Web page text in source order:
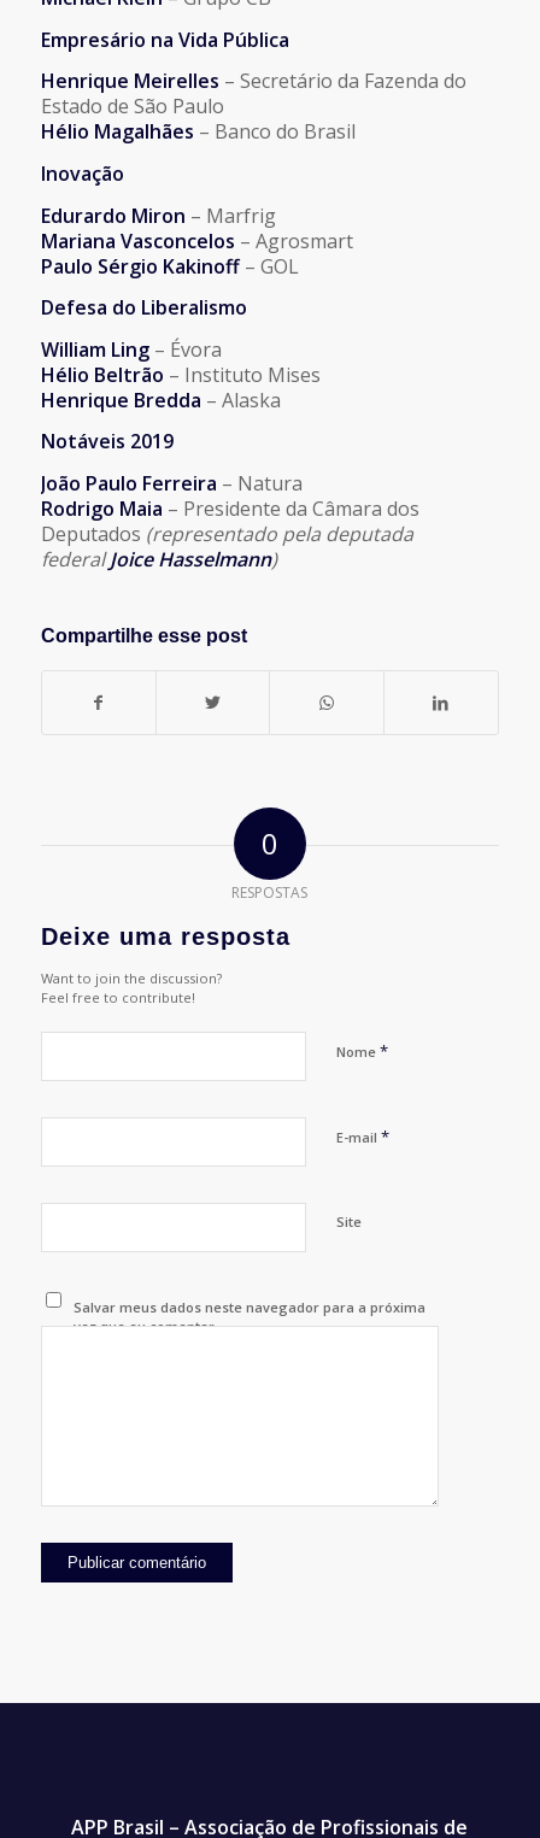
Empresário na Vida Pública
Henrique Meirelles – Secretário da Fazenda do
Estado de São Paulo
Hélio Magalhães – Banco do Brasil
Inovação
Edurardo Miron – Marfrig
Mariana Vasconcelos – Agrosmart
Paulo Sérgio Kakinoff– GOL
Defesa do Liberalismo
William Ling– Évora
Hélio Beltrão – Instituto Mises
Henrique Bredda – Alaska
Notáveis 2019
João Paulo Ferreira – Natura
Rodrigo Maia – Presidente da Câmara dos
Deputados (representado pela deputada
federalJoice Hasselmann)
Compartilhe esse post
0
RESPOSTAS
Deixe uma resposta
Want to join the discussion?
Feel free to contribute!
Nome *
E-mail *
Site
Salvar meus dados neste navegador para a próxima
vez que eu comentar.
APP Brasil – Associação de Profissionais de